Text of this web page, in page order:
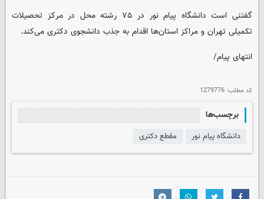
گفتنی است دانشگاه پیام نور در ۷۵ رشته محل در مرکز تحصیلات
تکمیلی تهران و مراکز استان‌ها اقدام به جذب دانشجوی دکتری می‌کند.
انتهای پیام/
کد مطلب: 1279776
برچسب‌ها
دانشگاه پیام نور مقطع دکتری